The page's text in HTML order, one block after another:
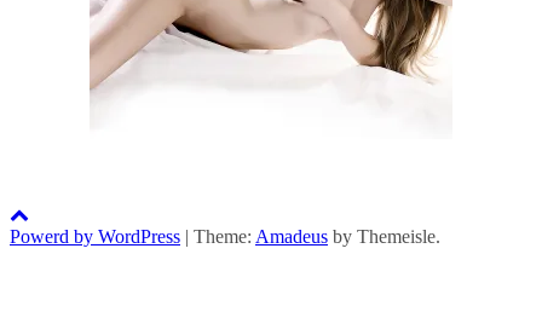
Powerd by WordPress | Theme: Amadeus by Themeisle.